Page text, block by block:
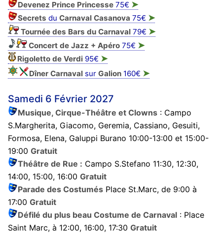
Devenez Prince Princesse75€ ➤
Secrets du Carnaval Casanova 75€ ➤
Tournée des Bars du Carnaval79€ ➤
Concert de Jazz + Apéro75€ ➤
Rigoletto de Verdi95€ ➤
Dîner Carnavalsur Galion160€ ➤
Samedi 6 Février 2027
Musique, Cirque-Théâtre et Clowns: Campo
S.Margherita, Giacomo, Geremia, Cassiano, Gesuiti,
Formosa, Elena, Galuppi Burano 10:00-13:00 et 15:00-
19:00 Gratuit
Théâtre de Rue : Campo S.Stefano 11:30, 12:30,
14:00, 15:00, 16:00 Gratuit
Parade des CostumésPlace St.Marc, de 9:00 à
17:00 Gratuit
Défilé du plus beau Costume de Carnaval: Place
Saint Marc, à 12:00, 16:00, 17:30 Gratuit